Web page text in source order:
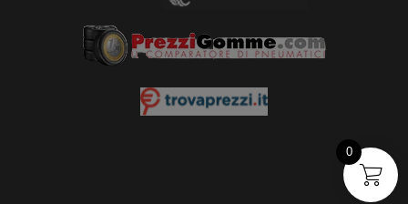
0